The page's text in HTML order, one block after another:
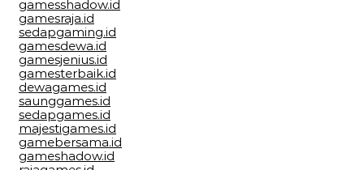
gamesshadow.id
gamesraja.id
sedapgaming.id
gamesdewa.id
gamesjenius.id
gamesterbaik.id
dewagames.id
saunggames.id
sedapgames.id
majestigames.id
gamebersama.id
gameshadow.id